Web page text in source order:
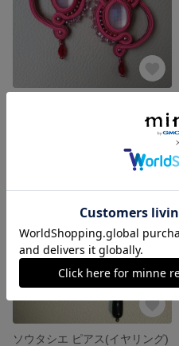
ソウタシエ ピアス(イヤリング)